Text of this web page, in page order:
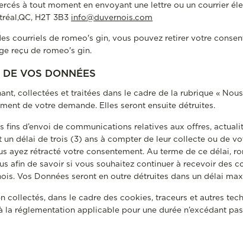
à tout moment en envoyant une lettre ou un courrier
H2T 3B3 info@duvernois.com
courriels de romeo's gin, vous pouvez retirer votre
reçu de romeo's gin.
DE VOS DONNÉES
collectées et traitées dans le cadre de la rubrique «
de votre demande. Elles seront ensuite détruites.
fins d’envoi de communications relatives aux offres,
un délai de trois (3) ans à compter de leur collecte ou de
ayez rétracté votre consentement. Au terme de ce délai,
afin de savoir si vous souhaitez continuer à recevoir des
Vos Données seront en outre détruites dans un délai
collectés, dans le cadre des cookies, traceurs et autres
la réglementation applicable pour une durée n’excédant